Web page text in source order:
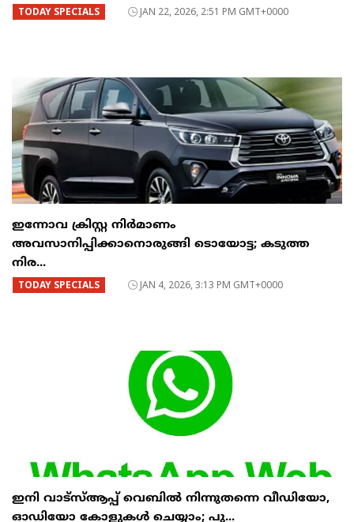
TODAY SPECIALS JAN 22, 2026, 2:51 PM GMT+0000
ഇന്നോവ ക്രിസ്റ്റ നിർമാണം
അവസാനിപ്പിക്കാനൊരുങ്ങി ടൊയോട്ട; കടുത്ത
നിര...
TODAY SPECIALS JAN 4, 2026, 3:13 PM GMT+0000
ഇനി വാട്‌സ്ആപ്പ് വെബിൽ നിന്നുതന്നെ വീഡിയോ,
ഓഡിയോ കോളുകൾ ചെയ്യാം; പു...